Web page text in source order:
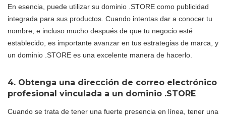
En esencia, puede utilizar su dominio .STORE como publicidad
integrada para sus productos. Cuando intentas dar a conocer tu
nombre, e incluso mucho después de que tu negocio esté
establecido, es importante avanzar en tus estrategias de marca, y
un dominio .STORE es una excelente manera de hacerlo.
4. Obtenga una dirección de correo electrónico
profesional vinculada a un dominio .STORE
Cuando se trata de tener una fuerte presencia en línea, tener una